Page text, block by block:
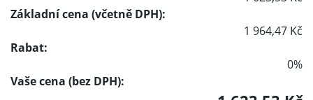
Základní cena (včetně DPH):
1 964,47 Kč
Rabat:
0%
Vaše cena (bez DPH):